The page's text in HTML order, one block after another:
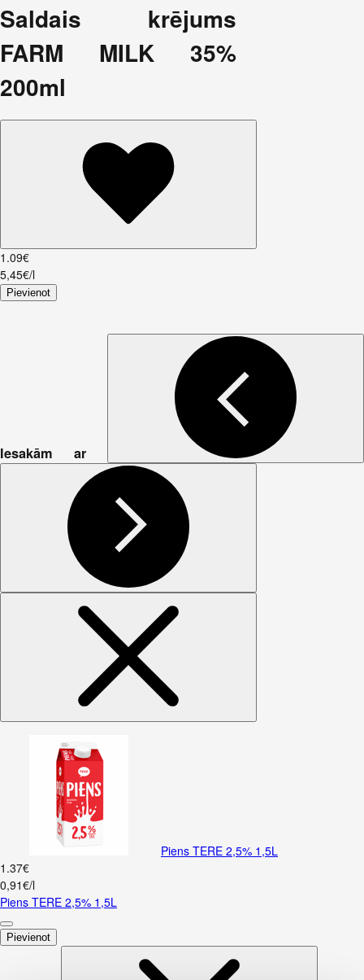
Saldais krējums
FARM MILK 35%
200ml
1 .09€
5,45€/l
Pievienot
Iesakām ar
Piens TERE 2,5% 1,5L
1 .37€
0,91€/l
Piens TERE 2,5% 1,5L
Pievienot